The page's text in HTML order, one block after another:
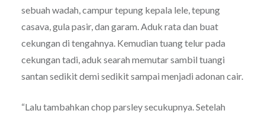
sebuah wadah, campur tepung kepala lele, tepung
casava, gula pasir, dan garam. Aduk rata dan buat
cekungan di tengahnya. Kemudian tuang telur pada
cekungan tadi, aduk searah memutar sambil tuangi
santan sedikit demi sedikit sampai menjadi adonan cair.
“Lalu tambahkan chop parsley secukupnya. Setelah